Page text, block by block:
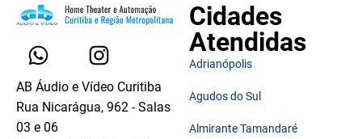
AB Áudio e Vídeo Curitiba
Rua Nicarágua, 962 - Salas
03 e 06
Cidades
Atendidas
Adrianópolis
Agudos do Sul
Almirante Tamandaré